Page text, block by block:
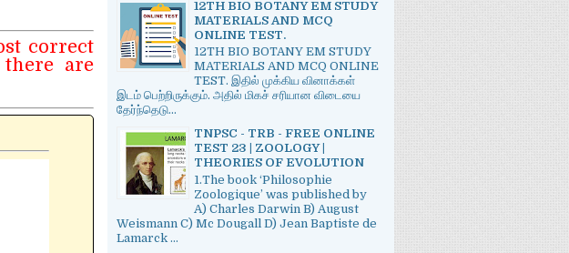
correct
are
12TH BIO BOTANY EM STUDY
MATERIALS AND MCQ
ONLINE TEST.
12TH BIO BOTANY EM STUDY
MATERIALS AND MCQ ONLINE
TEST. இதில் முக்கிய வினாக்கள்
இடம் பெற்றிருக்கும். அதில் மிகச் சரியான விடையை
தேர்ந்தெடு...
TNPSC - TRB - FREE ONLINE
TEST 23 | ZOOLOGY |
THEORIES OF EVOLUTION
1.The book ‘Philosophie
Zoologique’ was published by
A) Charles Darwin B) August
Weismann C) Mc Dougall D) Jean Baptiste de
Lamarck ...